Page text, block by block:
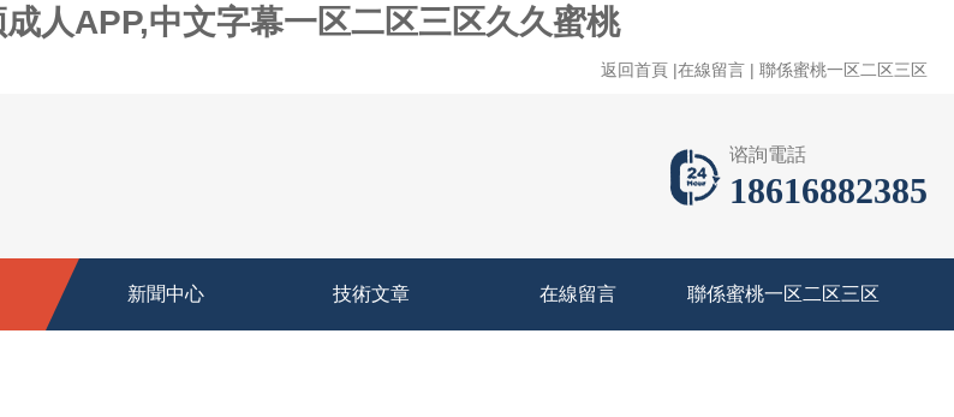
人APP,中文字幕一区二区三区久久蜜桃
返回首頁 |在線留言 | 聯係蜜桃一区二区三区
谘詢電話
18616882385
新聞中心 技術文章 在線留言 聯係蜜桃一区二区三区